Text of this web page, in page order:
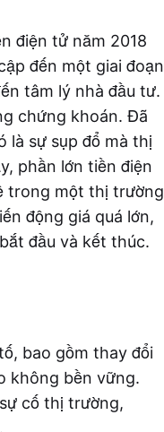
điện tử năm 2018
đến một giai đoạn
tâm lý nhà đầu tư.
chứng khoán. Đã
là sự sụp đổ mà thị
phần lớn tiền điện
trong một thị trường
động giá quá lớn,
đầu và kết thúc.
bao gồm thay đổi
không bền vững.
cố thị trường,